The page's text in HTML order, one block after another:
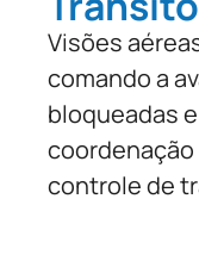
Visões
comando a
bloqueadas
coordenação
controle de